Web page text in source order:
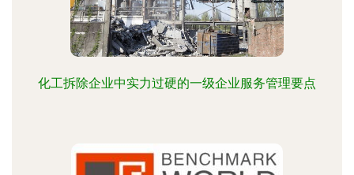
化工拆除企业中实力过硬的一级企业服务管理要点